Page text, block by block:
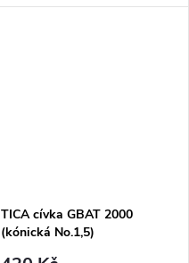
TICA cívka GBAT 2000
(kónická No.1,5)